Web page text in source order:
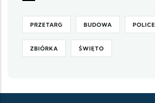
PRZETARG BUDOWA POLICE
ZBIÓRKA ŚWIĘTO